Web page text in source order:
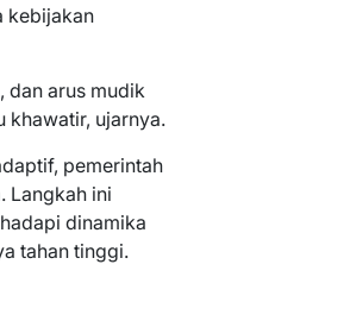
kebijakan
dan arus mudik
ujarnya.
pemerintah
Langkah ini
dinamika
tahan tinggi.